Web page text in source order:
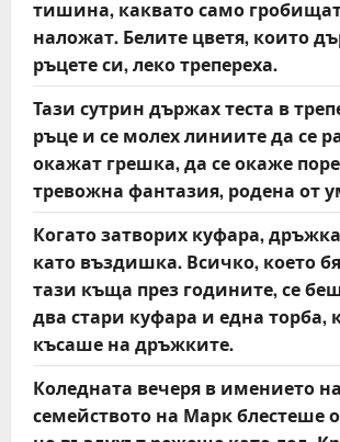
тишина, каквато само
наложат. Белите цветя, които
ръцете си, леко трепереха.
Тази сутрин държах теста в
ръце и се молех линиите да се
окажат грешка, да се окаже
тревожна фантазия, родена от
Когато затворих куфара,
като въздишка. Всичко, което
тази къща през годините, се
два стари куфара и една торба,
късаше на дръжките.
Коледната вечеря в имението на
семейството на Марк блестеше